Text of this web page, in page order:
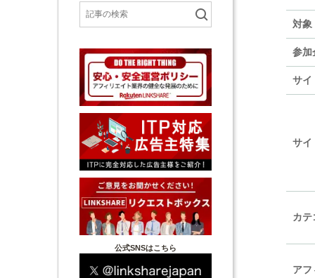
対象
参加
サイ
サイ
カテ
アフ
公式SNSはこちら